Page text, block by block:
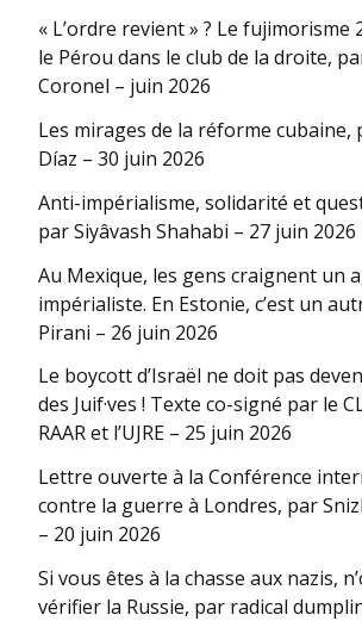
« L’ordre revient » ? Le fujimorisme
le Pérou dans le club de la droite,
Coronel – juin 2026
Les mirages de la réforme cubaine,
Díaz – 30 juin 2026
Anti-impérialisme, solidarité et
par Siyâvash Shahabi – 27 juin 2026
Au Mexique, les gens craignent un
impérialiste. En Estonie, c’est un
Pirani – 26 juin 2026
Le boycott d’Israël ne doit pas
des Juif·ves ! Texte co-signé par le
RAAR et l’UJRE – 25 juin 2026
Lettre ouverte à la Conférence
contre la guerre à Londres, par
– 20 juin 2026
Si vous êtes à la chasse aux nazis,
vérifier la Russie, par radical